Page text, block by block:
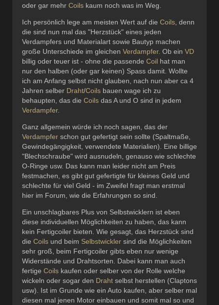
oder gar mehr Coils kaum noch was im Weg.
Ich persönlich lege am meisten Wert auf die Coils , denn
die sind nun mal das "Herzstück" eines jeden
Verdampfers und Materialart sowie Bautyp machen
große Unterschiede im gleichen Verdampfer. Ob ein VD
billig oder teuer ist - ohne die passende Coil hat man
nur den halben (oder gar keinen) Spass damit. Wollte
ich am Anfang selbst nicht glauben, nach nun aber ca 4
Jahren selber Draht/Coils bauen wage ich zu
behaupten, das die Coils das A und O sind in jedem
Verdampfer.
Ganz allgemein würde ich noch sagen, das der
Verdampfer schon gut gefertigt sein sollte (Spaltmaße,
Gewindegängigkeit, verwendete Materialien). Eine billige
"Blechschraube" wird ausnudeln, genauso wie schlechte
O-Ringe usw. Das kann man leider nicht am Preis
festmachen, es gibt gut gefertigte für kleines Geld und
schlechte für viel Geld - im Zweifel fragt man erstmal
hier im Forum, wie die Erfahrungen so sind.
Ein unschlagbares Plus von Selbstwicklern ist eben
diese individuellen Möglichkeiten zu haben, das kann
kein Fertigcoiler bieten. Wie gesagt, das Herzstück sind
die Coils und beim Selbstwickler sind die Möglichkeiten
sehr groß, beim Fertigcoiler gibts eben nur wenige
Widerstände und Drahtsorten. Dabei kann man auch
fertige Coils kaufen oder selber von der Rolle welche
wickeln oder sogar den Draht selbst herstellen (Claptons
usw). Ist im Grunde wie ein Auto kaufen, aber selber mal
diesen mal jenen Motor einbauen und somit mal so und